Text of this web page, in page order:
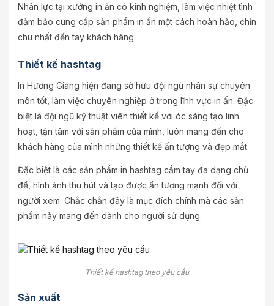
Nhân lực tại xưởng in ấn có kinh nghiệm, làm việc nhiệt tình
đảm bảo cung cấp sản phẩm in ấn một cách hoàn hảo, chỉn
chu nhất đến tay khách hàng.
Thiết kế hashtag
In Hương Giang hiện đang sở hữu đội ngũ nhân sự chuyên
môn tốt, làm việc chuyên nghiệp ở trong lĩnh vực in ấn. Đặc
biệt là đội ngũ kỹ thuật viên thiết kế với óc sáng tạo linh
hoạt, tận tâm với sản phẩm của mình, luôn mang đến cho
khách hàng của mình những thiết kế ấn tượng và đẹp mắt.
Đặc biệt là các sản phẩm in hashtag cầm tay đa dạng chủ
đề, hình ảnh thu hút và tạo được ấn tượng mạnh đối với
người xem. Chắc chắn đây là mục đích chính mà các sản
phẩm này mang đến dành cho người sử dụng.
Thiết kế hashtag theo yêu cầu
Sản xuất